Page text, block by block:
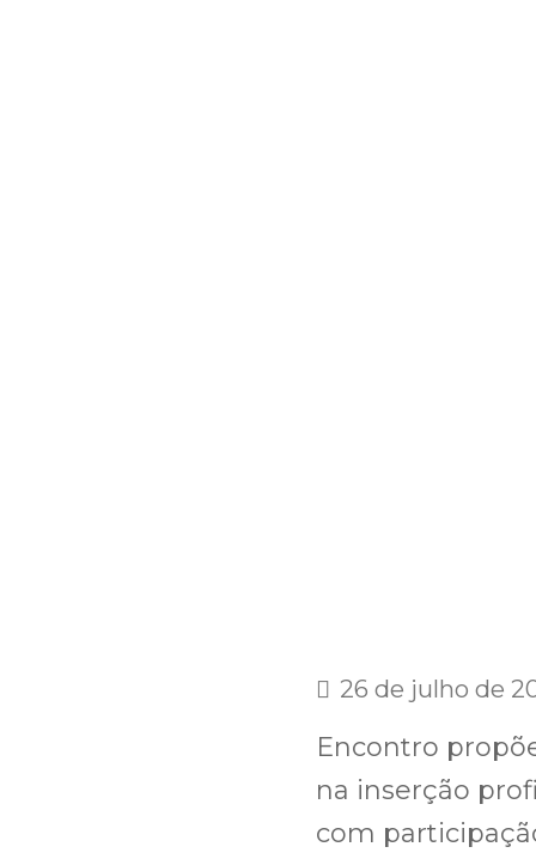
26 de julho de
Encontro
na inserção
com